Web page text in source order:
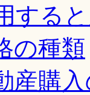
する
の種類
産購